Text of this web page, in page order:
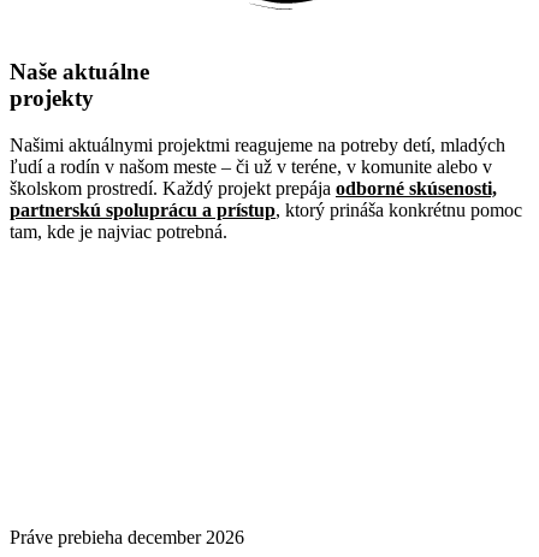
Naše aktuálne
projekty
Našimi aktuálnymi projektmi reagujeme na potreby detí, mladých
ľudí a rodín v našom meste – či už v teréne, v komunite alebo v
školskom prostredí. Každý projekt prepája odborné skúsenosti,
partnerskú spoluprácu a prístup, ktorý prináša konkrétnu pomoc
tam, kde je najviac potrebná.
Práve prebieha december 2026